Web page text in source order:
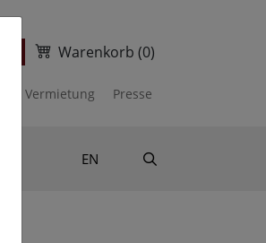
Warenkorb (0)
Vermietung Presse
EN